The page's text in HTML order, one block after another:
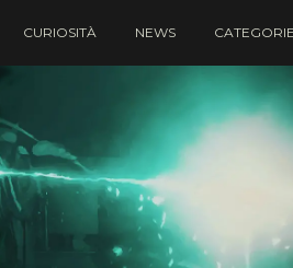
CURIOSITÀ NEWS CATEGORIE